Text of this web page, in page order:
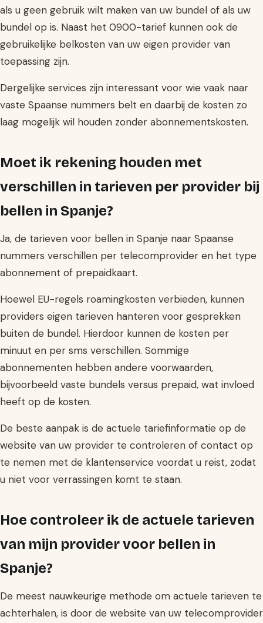
als u geen gebruik wilt maken van uw bundel of als uw
bundel op is. Naast het 0900-tarief kunnen ook de
gebruikelijke belkosten van uw eigen provider van
toepassing zijn.
Dergelijke services zijn interessant voor wie vaak naar
vaste Spaanse nummers belt en daarbij de kosten zo
laag mogelijk wil houden zonder abonnementskosten.
Moet ik rekening houden met
verschillen in tarieven per provider bij
bellen in Spanje?
Ja, de tarieven voor bellen in Spanje naar Spaanse
nummers verschillen per telecomprovider en het type
abonnement of prepaidkaart.
Hoewel EU-regels roamingkosten verbieden, kunnen
providers eigen tarieven hanteren voor gesprekken
buiten de bundel. Hierdoor kunnen de kosten per
minuut en per sms verschillen. Sommige
abonnementen hebben andere voorwaarden,
bijvoorbeeld vaste bundels versus prepaid, wat invloed
heeft op de kosten.
De beste aanpak is de actuele tariefinformatie op de
website van uw provider te controleren of contact op
te nemen met de klantenservice voordat u reist, zodat
u niet voor verrassingen komt te staan.
Hoe controleer ik de actuele tarieven
van mijn provider voor bellen in
Spanje?
De meest nauwkeurige methode om actuele tarieven te
achterhalen, is door de website van uw telecomprovider